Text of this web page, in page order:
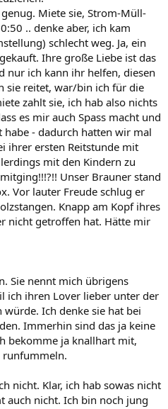
Miete sie, Strom-Müll-
.. denke aber, ich kam
schlecht weg. Ja, ein
Ihre große Liebe ist das
nur ich kann ihr helfen, diesen
sie reitet, war/bin ich für die
zahlt sie, ich hab also nichts
es mir auch Spass macht und
- dadurch hatten wir mal
ihrer ersten Reitstunde mit
mit den Kindern zu
Unser Brauner stand
Vor lauter Freude schlug er
Knapp am Kopf ihres
nicht getroffen hat. Hätte mir
Sie nennt mich übrigens
ich ihren Lover lieber unter der
Ich denke sie hat bei
Immerhin sind das ja keine
bekomme ja knallhart mit,
runfummeln.
nicht. Klar, ich hab sowas nicht
auch nicht. Ich bin noch jung